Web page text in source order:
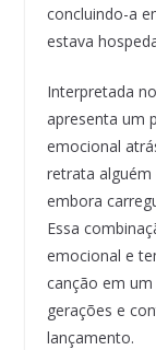
concluindo-a
estava
Interpretada
apresenta um
emocional
retrata
embora
Essa
emocional e
canção em
gerações e
lançamento.